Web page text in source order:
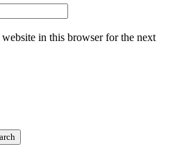
in this browser for the next